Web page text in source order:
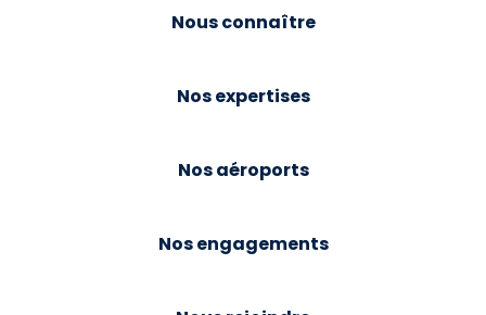
Nous connaître
Nos expertises
Nos aéroports
Nos engagements